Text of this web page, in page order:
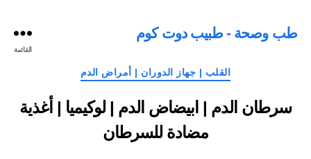
طب وصحة - طبيب دوت كوم
القائمة
التصنيفات
القلب | جهاز الدوران | أمراض الدم
سرطان الدم | ابيضاض الدم | لوكيميا | أغذية
مضادة للسرطان